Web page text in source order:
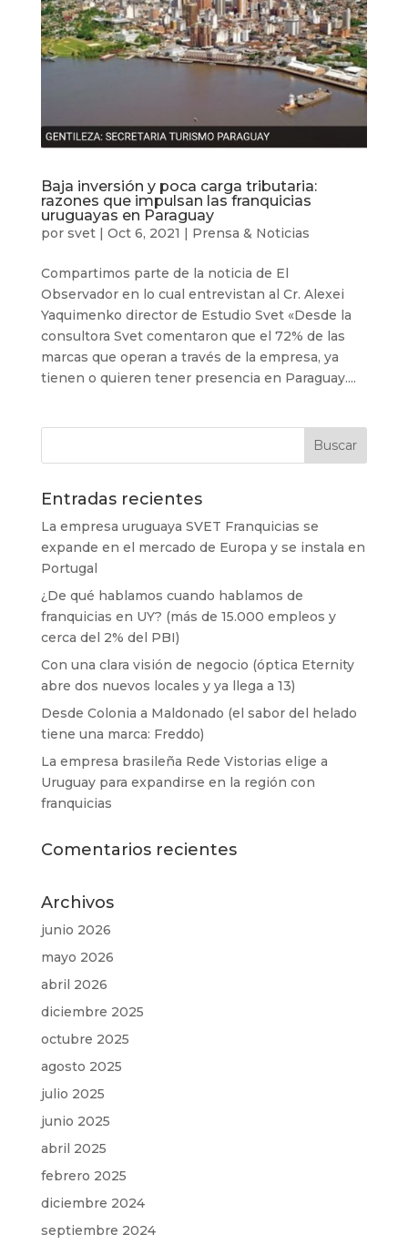
Baja inversión y poca carga tributaria:
razones que impulsan las franquicias
uruguayas en Paraguay
por svet| Oct 6, 2021 Prensa & Noticias
Compartimos parte de la noticia de El
Observador en lo cual entrevistan al Cr. Alexei
Yaquimenko director de Estudio Svet «Desde la
consultora Svet comentaron que el 72% de las
marcas que operan a través de la empresa, ya
tienen o quieren tener presencia en Paraguay....
Entradas recientes
La empresa uruguaya SVET Franquicias se
expande en el mercado de Europa y se instala en
Portugal
¿De qué hablamos cuando hablamos de
franquicias en UY? (más de 15.000 empleos y
cerca del 2% del PBI)
Con una clara visión de negocio (óptica Eternity
abre dos nuevos locales y ya llega a 13)
Desde Colonia a Maldonado (el sabor del helado
tiene una marca: Freddo)
La empresa brasileña Rede Vistorias elige a
Uruguay para expandirse en la región con
franquicias
Comentarios recientes
Archivos
junio 2026
mayo 2026
abril 2026
diciembre 2025
octubre 2025
agosto 2025
julio 2025
junio 2025
abril 2025
febrero 2025
diciembre 2024
septiembre 2024